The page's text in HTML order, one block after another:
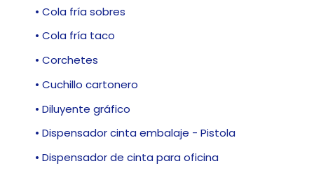
• Cola fría sobres
• Cola fría taco
• Corchetes
• Cuchillo cartonero
• Diluyente gráfico
• Dispensador cinta embalaje - Pistola
• Dispensador de cinta para oficina